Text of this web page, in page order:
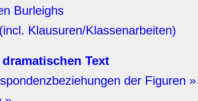
Burleighs
Klausuren/Klassenarbeiten)
Text
der Figuren »